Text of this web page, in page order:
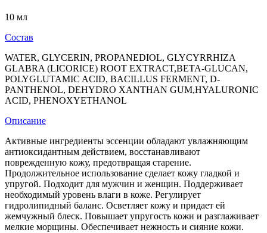
10 мл
Состав
WATER, GLYCERIN, PROPANEDIOL, GLYCYRRHIZA
GLABRA (LICORICE) ROOT EXTRACT,BETA-GLUCAN,
POLYGLUTAMIC ACID, BACILLUS FERMENT, D-
PANTHENOL, DEHYDRO XANTHAN GUM,HYALURONIC
ACID, PHENOXYETHANOL
Описание
Активные ингредиенты эссенции обладают увлажняющим
антиоксидантным действием, восстанавливают
поврежденную кожу, предотвращая старение.
Продолжительное использование сделает кожу гладкой и
упругой. Подходит для мужчин и женщин. Поддерживает
необходимый уровень влаги в коже. Регулирует
гидролипидный баланс. Осветляет кожу и придает ей
жемчужный блеск. Повышает упругость кожи и разглаживает
мелкие морщины. Обеспечивает нежность и сияние кожи.